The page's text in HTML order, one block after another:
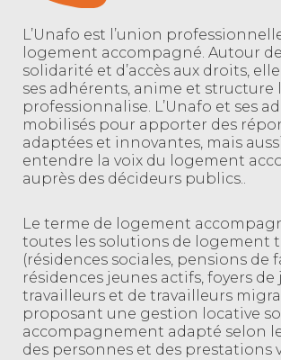
L’Unafo est l’union
logement accompagné. Autour
solidarité et d’accès aux droits,
ses adhérents, anime et structure
professionnalise. L’Unafo et ses
mobilisés pour apporter des
adaptées et innovantes, mais
entendre la voix du logement
auprès des décideurs publics..
Le terme de logement
toutes les solutions de logement
(résidences sociales, pensions de
résidences jeunes actifs, foyers de
travailleurs et de travailleurs
proposant une gestion locative
accompagnement adapté selon
des personnes et des prestations